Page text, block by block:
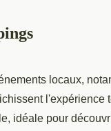
locaux,
l'expérience
idéale pour